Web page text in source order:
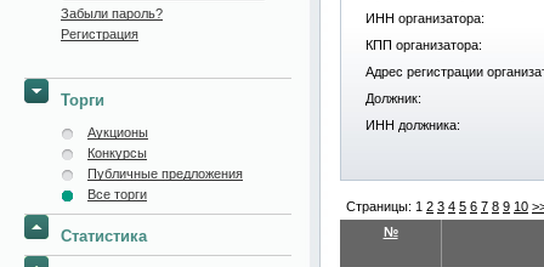
Забыли пароль?
Регистрация
Торги
Аукционы
Конкурсы
Публичные предложения
Все торги
Статистика
ИНН организатора:
КПП организатора:
Адрес регистрации
Должник:
ИНН должника:
Страницы: 1 2 3 4 5 6 7 8 9 10
№